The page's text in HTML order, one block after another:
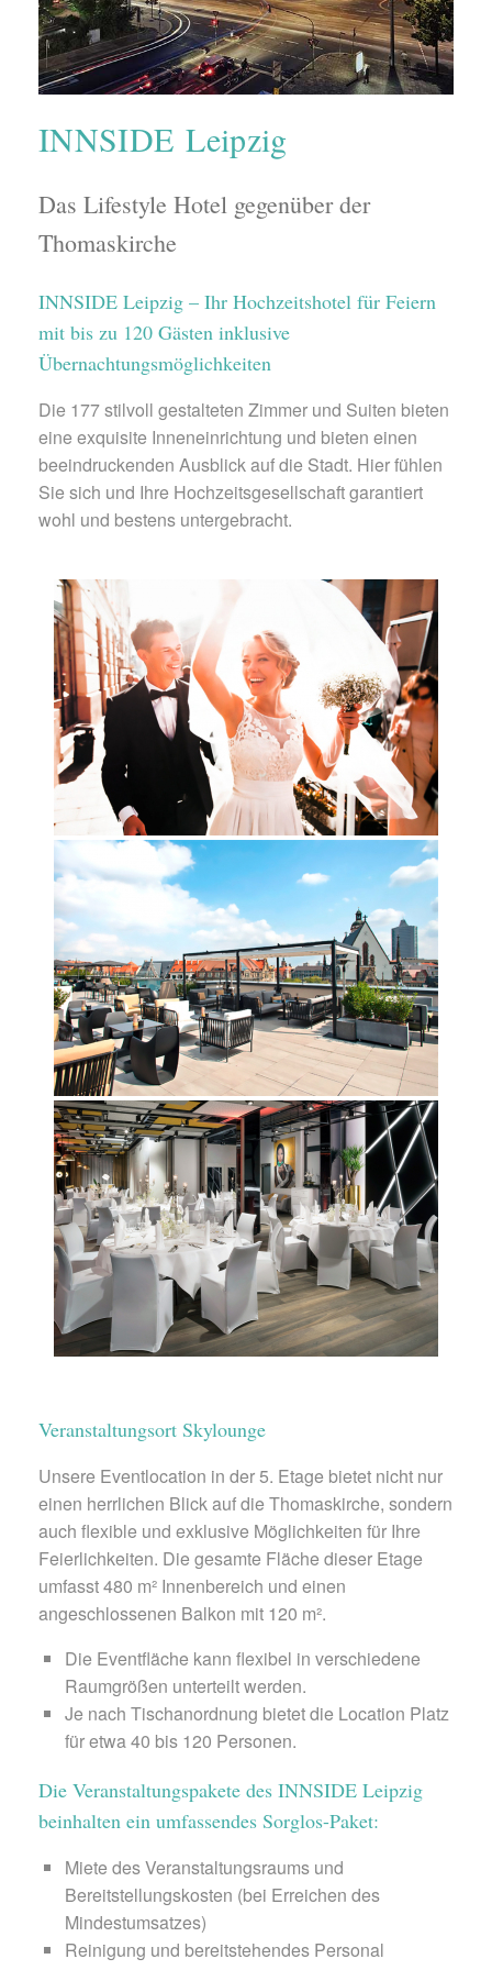
INNSIDE Leipzig
Das Lifestyle Hotel gegenüber der
Thomaskirche
INNSIDE Leipzig – Ihr Hochzeitshotel für Feiern
mit bis zu 120 Gästen inklusive
Übernachtungsmöglichkeiten
Die 177 stilvoll gestalteten Zimmer und Suiten bieten
eine exquisite Inneneinrichtung und bieten einen
beeindruckenden Ausblick auf die Stadt. Hier fühlen
Sie sich und Ihre Hochzeitsgesellschaft garantiert
wohl und bestens untergebracht.
Veranstaltungsort Skylounge
Unsere Eventlocation in der 5. Etage bietet nicht nur
einen herrlichen Blick auf die Thomaskirche, sondern
auch flexible und exklusive Möglichkeiten für Ihre
Feierlichkeiten. Die gesamte Fläche dieser Etage
umfasst 480 m² Innenbereich und einen
angeschlossenen Balkon mit 120 m².
Die Eventfläche kann flexibel in verschiedene
Raumgrößen unterteilt werden.
Je nach Tischanordnung bietet die Location Platz
für etwa 40 bis 120 Personen.
Die Veranstaltungspakete des INNSIDE Leipzig
beinhalten ein umfassendes Sorglos-Paket:
Miete des Veranstaltungsraums und
Bereitstellungskosten (bei Erreichen des
Mindestumsatzes)
Reinigung und bereitstehendes Personal